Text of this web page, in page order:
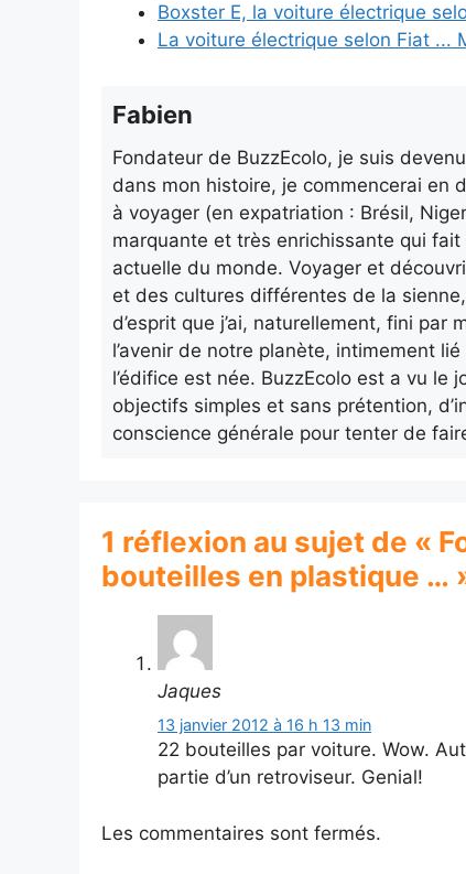
Boxster E, la voiture électrique
La voiture électrique selon Fiat ...
Fabien
Fondateur de BuzzEcolo, je suis
dans mon histoire, je commencerai en
à voyager (en expatriation : Brésil,
marquante et très enrichissante qui
actuelle du monde. Voyager et
et des cultures différentes de la
d’esprit que j’ai, naturellement, fini par
l’avenir de notre planète, intimement
l’édifice est née. BuzzEcolo est a vu
objectifs simples et sans prétention,
conscience générale pour tenter de
1 réflexion au sujet de «
bouteilles en plastique …
Jaques
13 janvier 2012 à 16 h 13 min
22 bouteilles par voiture. Wow.
partie d’un retroviseur. Genial!
Les commentaires sont fermés.